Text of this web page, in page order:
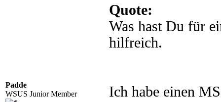
Padde
WSUS Junior Member
Quote:
Was hast Du für
hilfreich.
Ich habe einen